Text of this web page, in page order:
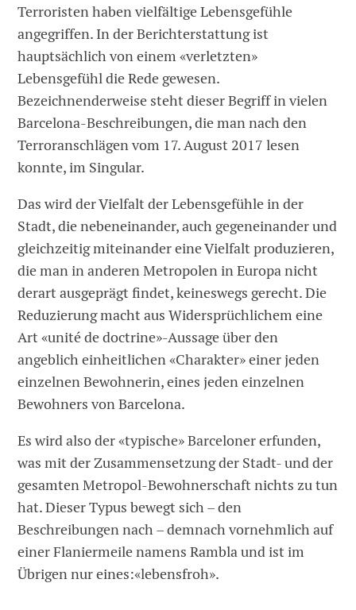
Terroristen haben vielfältige Lebensgefühle
angegriffen. In der Berichterstattung ist
hauptsächlich von einem «verletzten»
Lebensgefühl die Rede gewesen.
Bezeichnenderweise steht dieser Begriff in vielen
Barcelona-Beschreibungen, die man nach den
Terroranschlägen vom 17. August 2017 lesen
konnte, im Singular.
Das wird der Vielfalt der Lebensgefühle in der
Stadt, die nebeneinander, auch gegeneinander und
gleichzeitig miteinander eine Vielfalt produzieren,
die man in anderen Metropolen in Europa nicht
derart ausgeprägt findet, keineswegs gerecht. Die
Reduzierung macht aus Widersprüchlichem eine
Art «unité de doctrine»-Aussage über den
angeblich einheitlichen «Charakter» einer jeden
einzelnen Bewohnerin, eines jeden einzelnen
Bewohners von Barcelona.
Es wird also der «typische» Barceloner erfunden,
was mit der Zusammensetzung der Stadt- und der
gesamten Metropol-Bewohnerschaft nichts zu tun
hat. Dieser Typus bewegt sich – den
Beschreibungen nach – demnach vornehmlich auf
einer Flaniermeile namens Rambla und ist im
Übrigen nur eines:«lebensfroh».